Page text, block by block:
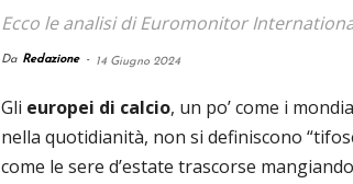
Ecco le analisi di Euromonitor
Da Redazione - 14 Giugno 2024
Gli europei di calcio, un po’ come i
nella quotidianità, non si definiscono
come le sere d’estate trascorse